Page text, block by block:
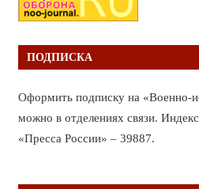
ПОДПИСКА
Оформить подписку на «Военно-
можно в отделениях связи.
«Пресса России» – 39887.